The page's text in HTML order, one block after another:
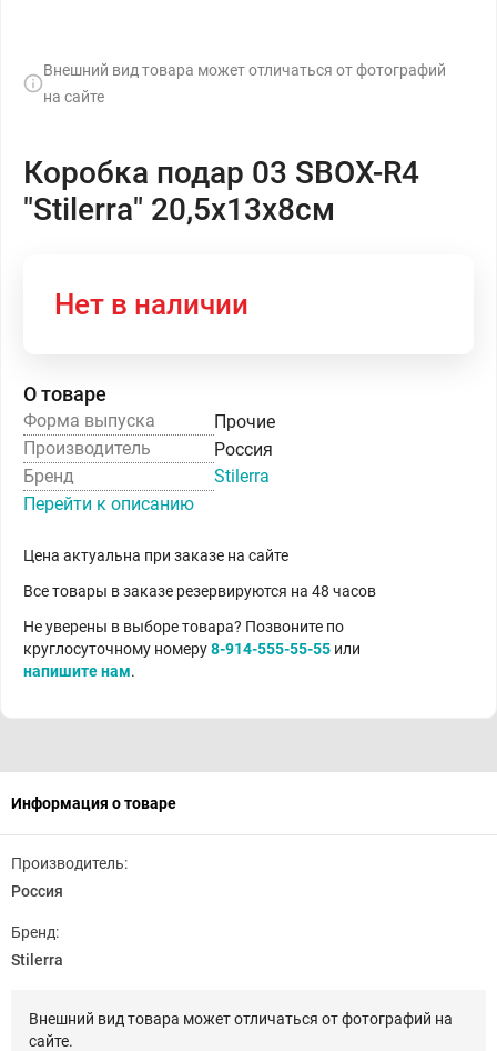
Внешний вид товара может отличаться от фотографий
на сайте
Коробка подар 03 SBOX-R4
"Stilerra" 20,5х13х8см
Нет в наличии
О товаре
Форма выпуска
Прочие
Производитель
Россия
Бренд
Stilerra
Перейти к описанию
Цена актуальна при заказе на сайте
Все товары в заказе резервируются на 48 часов
Не уверены в выборе товара? Позвоните по
круглосуточному номеру8-914-555-55-55 или
напишите нам.
Информация о товаре
Производитель:
Россия
Бренд:
Stilerra
Внешний вид товара может отличаться от фотографий на
сайте.